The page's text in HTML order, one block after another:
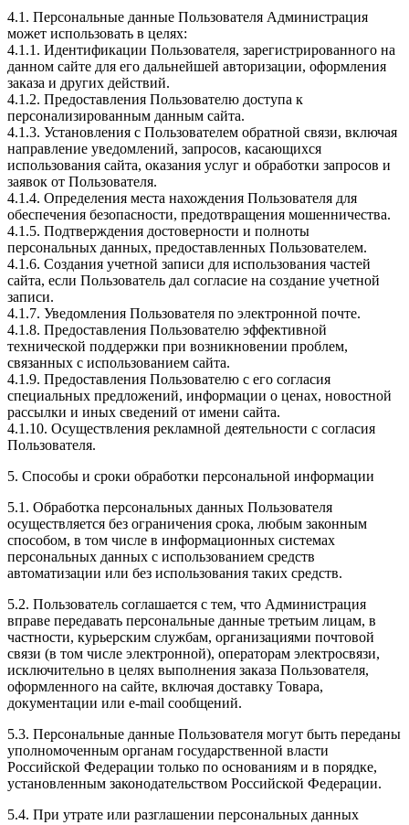
4.1. Персональные данные Пользователя Администрация
может использовать в целях:
4.1.1. Идентификации Пользователя, зарегистрированного на
данном сайте для его дальнейшей авторизации, оформления
заказа и других действий.
4.1.2. Предоставления Пользователю доступа к
персонализированным данным сайта.
4.1.3. Установления с Пользователем обратной связи, включая
направление уведомлений, запросов, касающихся
использования сайта, оказания услуг и обработки запросов и
заявок от Пользователя.
4.1.4. Определения места нахождения Пользователя для
обеспечения безопасности, предотвращения мошенничества.
4.1.5. Подтверждения достоверности и полноты
персональных данных, предоставленных Пользователем.
4.1.6. Создания учетной записи для использования частей
сайта, если Пользователь дал согласие на создание учетной
записи.
4.1.7. Уведомления Пользователя по электронной почте.
4.1.8. Предоставления Пользователю эффективной
технической поддержки при возникновении проблем,
связанных с использованием сайта.
4.1.9. Предоставления Пользователю с его согласия
специальных предложений, информации о ценах, новостной
рассылки и иных сведений от имени сайта.
4.1.10. Осуществления рекламной деятельности с согласия
Пользователя.
5. Способы и сроки обработки персональной информации
5.1. Обработка персональных данных Пользователя
осуществляется без ограничения срока, любым законным
способом, в том числе в информационных системах
персональных данных с использованием средств
автоматизации или без использования таких средств.
5.2. Пользователь соглашается с тем, что Администрация
вправе передавать персональные данные третьим лицам, в
частности, курьерским службам, организациями почтовой
связи (в том числе электронной), операторам электросвязи,
исключительно в целях выполнения заказа Пользователя,
оформленного на сайте, включая доставку Товара,
документации или e-mail сообщений.
5.3. Персональные данные Пользователя могут быть переданы
уполномоченным органам государственной власти
Российской Федерации только по основаниям и в порядке,
установленным законодательством Российской Федерации.
5.4. При утрате или разглашении персональных данных